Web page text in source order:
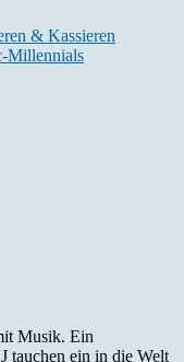
& Kassieren
Millennials
Musik. Ein
tauchen ein in die Welt